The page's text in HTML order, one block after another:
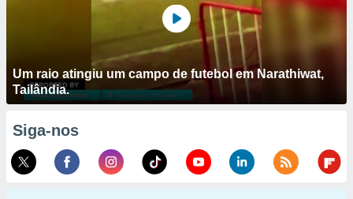
Um raio atingiu um campo de futebol em Narathiwat,
Tailândia.
Siga-nos